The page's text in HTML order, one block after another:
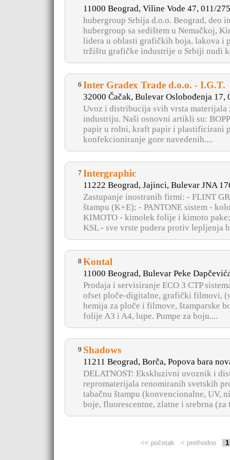
11000 Beograd, Viline Vode 47, 011/
hubergroup Srbija d.o.o. Beograd, deo
hubergroup sa sedištem u Nemačkoj,
lidera u oblasti grafičkih boja, lakova i
tržištu grafičke industrije u Srbiji nudi
6 Inter Gradex Trade d.o.o. - I.G.T.
32000 Čačak, Bulevar Oslobođenja 17,
Uvoz i distribucija svih vrsta materijala
industriju. Naši osnovni artikli su:
papir u rolni, kraft papir i plastificirani
konfekcioniranje gore navedenih....
7 Intergraphic
11222 Beograd, Jajinci, Bulevar JNA
Zastupanje inostranih firmi: - FLINT
štampu (K+E); - PANTONE sistem -
KIMOTO - kimolek folije i kimoto
KSL - sve vrste pudera protiv lepljenja
8 Kontal
11000 Beograd, Bulevar Peke
Prodaja i servisiranje ECO 3 CTP
ofset ploče-digitalne, grafički filmovi,
hemija za ploče i filmove, štamparske
folije A3 i A4, lupe. Pumpe za boju....
9 Shadows
11211 Beograd, Borča, Popova bara
DELATNOST: Ekskluzivni uvoznik i
repromaterijala renomiranih svetskih
tabačnu štampu (konvencionalne, UV,
boje, fluorescentne, zlatne i srebrna (za
<< početak < prethodno 1